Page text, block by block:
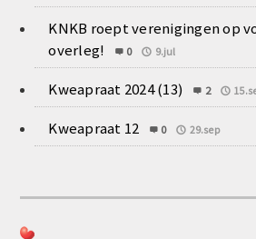
KNKB roept verenigingen op
overleg!
0 9.jul
Kweapraat 2024 (13) 2
Kweapraat 12 0 29.sep